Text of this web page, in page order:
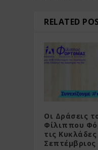
RELATED
Οι Δράσεις
Φίλιππου
τις Κυκλάδες
Σεπτέμβριος